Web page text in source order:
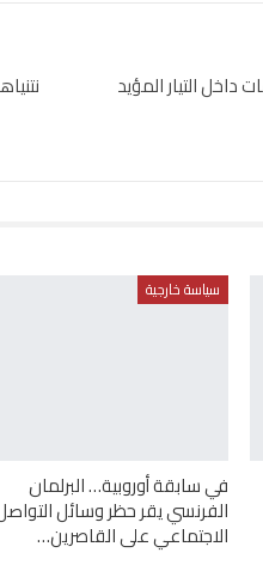
داخل التيار المؤيد
سياسة خارجية
في سابقة أوروبية… البرلمان
الفرنسي يقر حظر وسائل
الاجتماعي على القاصرين…